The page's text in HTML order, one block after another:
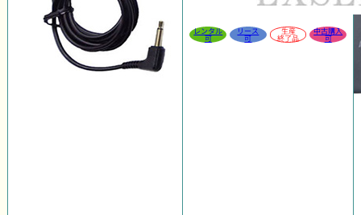
レンタル
可
リース
可
生産
終了品
中古購入
可